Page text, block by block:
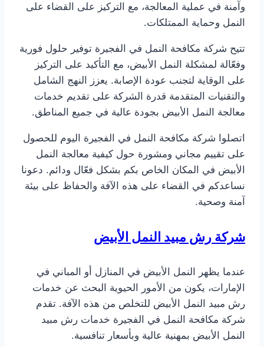
وآمنة في عملية المعالجة، مع التركيز على القضاء على
النمل وحماية الممتلكات.
تتيح شركة مكافحة النمل في الفجيرة توفير حلول فورية
وفعّالة لمشكلة النمل الأبيض، مع التأكيد على التركيز
على الوقاية لتجنب عودة الإصابة. يعزز النهج الشامل
والتقنيات المتقدمة قدرة الشركة على تقديم خدمات
معالجة النمل الأبيض بجودة عالية في جميع المناطق.
اتصلوا شركة مكافحة النمل في الفجيرة اليوم للحصول
على تقييم مجاني ومشورة حول كيفية معالجة النمل
الأبيض في المكان الخاص بكم بشكل فعّال ودائم. دعونا
نساعدكم في القضاء على هذه الآفة والحفاظ على بيئة
آمنة وصحية.
شركة رش مبيد النمل الأبيض
عندما يظهر النمل الأبيض في المنازل أو المباني في
الإمارات، يكون من الأمور الحيوية البحث عن خدمات
رش مبيد النمل الأبيض للتخلص من هذه الآفة. تقدم
شركة مكافحة النمل في الفجيرة خدمات رش مبيد
النمل الأبيض بمهنية عالية وبأسعار تنافسية.